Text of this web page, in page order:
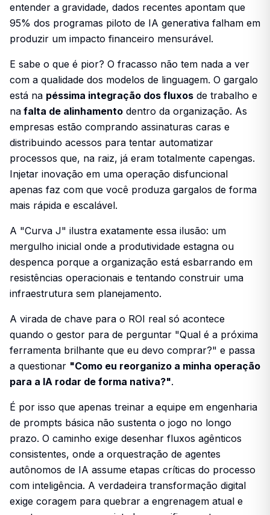
entender a gravidade, dados recentes apontam que
95% dos programas piloto de IA generativa falham em
produzir um impacto financeiro mensurável.
E sabe o que é pior? O fracasso não tem nada a ver
com a qualidade dos modelos de linguagem. O gargalo
está na péssima integração dos fluxos de trabalho e
na falta de alinhamento dentro da organização. As
empresas estão comprando assinaturas caras e
distribuindo acessos para tentar automatizar
processos que, na raiz, já eram totalmente capengas.
Injetar inovação em uma operação disfuncional
apenas faz com que você produza gargalos de forma
mais rápida e escalável.
A "Curva J" ilustra exatamente essa ilusão: um
mergulho inicial onde a produtividade estagna ou
despenca porque a organização está esbarrando em
resistências operacionais e tentando construir uma
infraestrutura sem planejamento.
A virada de chave para o ROI real só acontece
quando o gestor para de perguntar "Qual é a próxima
ferramenta brilhante que eu devo comprar?" e passa
a questionar "Como eu reorganizo a minha operação
para a IA rodar de forma nativa?".
É por isso que apenas treinar a equipe em engenharia
de prompts básica não sustenta o jogo no longo
prazo. O caminho exige desenhar fluxos agênticos
consistentes, onde a orquestração de agentes
autônomos de IA assume etapas críticas do processo
com inteligência. A verdadeira transformação digital
exige coragem para quebrar a engrenagem atual e